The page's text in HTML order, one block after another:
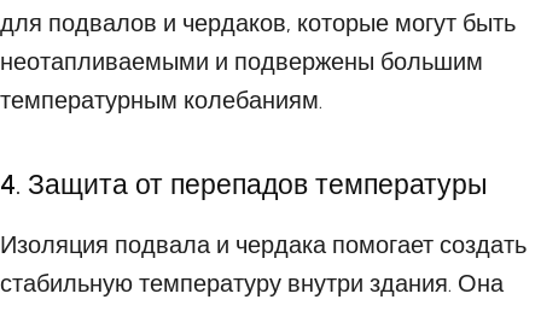
для подвалов и чердаков, которые могут быть
неотапливаемыми и подвержены большим
температурным колебаниям.
4. Защита от перепадов температуры
Изоляция подвала и чердака помогает создать
стабильную температуру внутри здания. Она